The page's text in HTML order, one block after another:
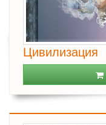
Цивилизация